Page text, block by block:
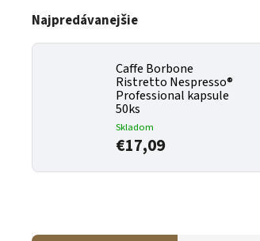
Najpredávanejšie
Caffe Borbone
Ristretto Nespresso®
Professional kapsule
50ks
Skladom
€17,09